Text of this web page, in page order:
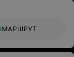
МАРШРУТ